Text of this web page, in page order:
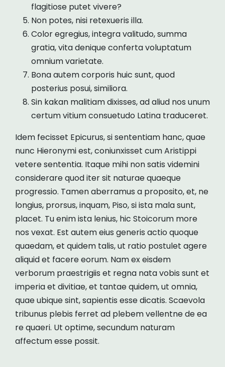
flagitiose putet vivere?
Non potes, nisi retexueris illa.
Color egregius, integra valitudo, summa
gratia, vita denique conferta voluptatum
omnium varietate.
Bona autem corporis huic sunt, quod
posterius posui, similiora.
Sin kakan malitiam dixisses, ad aliud nos unum
certum vitium consuetudo Latina traduceret.
Idem fecisset Epicurus, si sententiam hanc, quae
nunc Hieronymi est, coniunxisset cum Aristippi
vetere sententia. Itaque mihi non satis videmini
considerare quod iter sit naturae quaeque
progressio. Tamen aberramus a proposito, et, ne
longius, prorsus, inquam, Piso, si ista mala sunt,
placet. Tu enim ista lenius, hic Stoicorum more
nos vexat. Est autem eius generis actio quoque
quaedam, et quidem talis, ut ratio postulet agere
aliquid et facere eorum. Nam ex eisdem
verborum praestrigiis et regna nata vobis sunt et
imperia et divitiae, et tantae quidem, ut omnia,
quae ubique sint, sapientis esse dicatis. Scaevola
tribunus plebis ferret ad plebem vellentne de ea
re quaeri. Ut optime, secundum naturam
affectum esse possit.